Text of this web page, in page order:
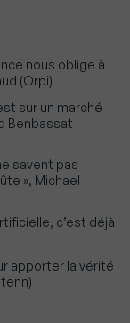
nous oblige à
(Orpi)
sur un marché
Benbassat
savent pas
», Michael
c’est déjà
apporter la vérité